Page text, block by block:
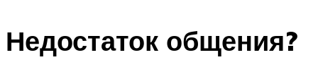
Недостаток общения?